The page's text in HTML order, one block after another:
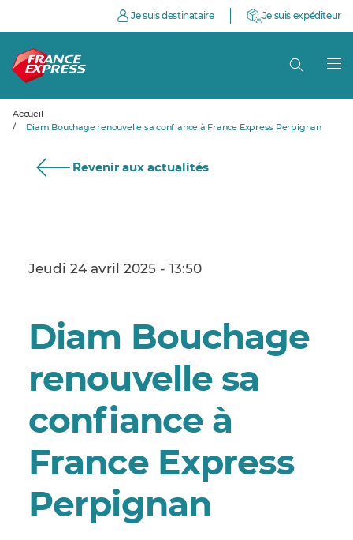
Je suis destinataire Je suis expéditeur
Accueil
/
Diam Bouchage renouvelle sa confiance à France Express Perpignan
Revenir aux actualités
Jeudi 24 avril 2025 - 13:50
Diam Bouchage
renouvelle sa
confiance à
France Express
Perpignan